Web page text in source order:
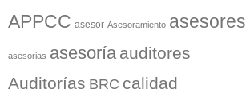
APPCC asesor Asesoramiento asesores
asesorias asesoría auditores
Auditorías BRC calidad